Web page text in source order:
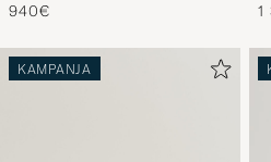
940€ 1
KAMPANJA